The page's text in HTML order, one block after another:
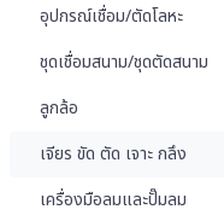
อุปกรณ์เชื่อม/ตัดโลหะ
ชุดเชื่อมสนาม/ชุดตัดสนาม
ลูกล้อ
เจียร ขัด ตัด เจาะ กลึง
เครื่องมือลมและปั๊มลม